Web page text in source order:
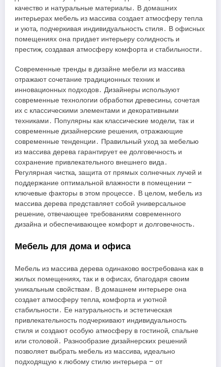
качество и натуральные материалы․ В домашних
интерьерах мебель из массива создает атмосферу тепла
и уюта, подчеркивая индивидуальность стиля․ В офисных
помещениях она придает интерьеру солидность и
престиж, создавая атмосферу комфорта и стабильности․
Современные тренды в дизайне мебели из массива
отражают сочетание традиционных техник и
инновационных подходов․ Дизайнеры используют
современные технологии обработки древесины, сочетая
их с классическими элементами и декоративными
техниками․ Популярны как классические модели, так и
современные дизайнерские решения, отражающие
современные тенденции․ Правильный уход за мебелью
из массива дерева гарантирует ее долговечность и
сохранение привлекательного внешнего вида․
Регулярная чистка, защита от прямых солнечных лучей и
поддержание оптимальной влажности в помещении –
ключевые факторы в этом процессе․ В целом, мебель из
массива дерева представляет собой универсальное
решение, отвечающее требованиям современного
дизайна и обеспечивающее комфорт и долговечность․
Мебель для дома и офиса
Мебель из массива дерева одинаково востребована как в
жилых помещениях, так и в офисах, благодаря своим
уникальным свойствам․ В домашнем интерьере она
создает атмосферу тепла, комфорта и уютной
стабильности․ Ее натуральность и эстетическая
привлекательность подчеркивают индивидуальность
стиля и создают особую атмосферу в гостиной, спальне
или столовой․ Разнообразие дизайнерских решений
позволяет выбрать мебель из массива, идеально
подходящую к любому стилю интерьера – от